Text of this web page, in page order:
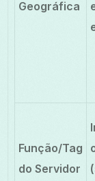
Geográfica
Função/Tag
do Servidor